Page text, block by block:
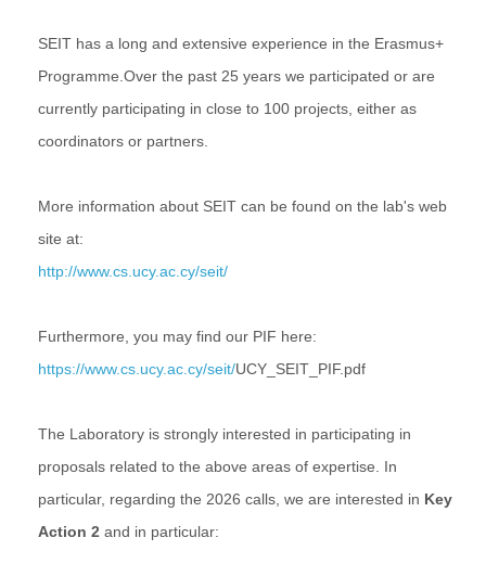
SEIT has a long and extensive experience in the Erasmus+
Programme.Over the past 25 years we participated or are
currently participating in close to 100 projects, either as
coordinators or partners.
More information about SEIT can be found on the lab's web
site at:
http://www.cs.ucy.ac.cy/seit/
Furthermore, you may find our PIF here:
https://www.cs.ucy.ac.cy/seit/UCY_SEIT_PIF.pdf
The Laboratory is strongly interested in participating in
proposals related to the above areas of expertise. In
particular, regarding the 2026 calls, we are interested in Key
Action 2 and in particular: